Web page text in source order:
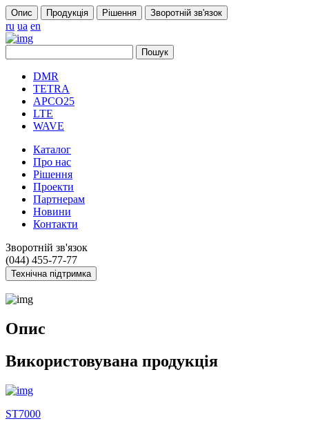
Опис Продукція Pішення Зворотній зв'язок
ru ua en
DMR
TETRA
APCO25
LTE
WAVE
Каталог
Про нас
Рішення
Проекти
Партнерам
Новини
Контакти
Зворотній зв'язок
(044) 455-77-77
Технічна підтримка
Опис
Використовувана продукція
ST7000